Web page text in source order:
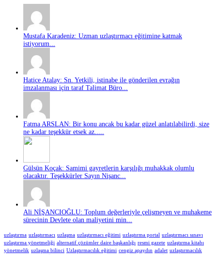
Mustafa Karadeniz: Uzman uzlaştırmacı eğitimine katmak
istiyorum...
Hatice Atalay: Sn. Yetkili, istinabe ile gönderilen evrağın
imzalanması için taraf Talimat Büro...
Fatma ARSLAN: Bir konu ancak bu kadar güzel anlatılabilirdi, size
ne kadar teşekkür etsek az.....
Gülsün Koçak: Samimi gayretlerin karşılığı muhakkak olumlu
olacaktır. Teşekkürler Sayın Nişanc...
Ali NİŞANCIOĞLU: Toplum değerleriyle çelişmeyen ve muhakeme
sürecinin Devlete olan maliyetini min...
uzlaştırma uzlaştırmacı uzlaşma uzlaştırmacı eğitimi uzlaştırma portal uzlaştırmacı sınavı
uzlaştırma yönetmeliği alternatif çözümler daire başkanlığı resmi gazete uzlaştırma kitabı
yönetmelik uzlaşma bilinci Uzlaştırmacılık eğitimi cengiz apaydın adalet uzlaştırmacılık